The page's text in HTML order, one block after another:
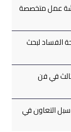
عمل متخصصة
الفساد لبحث
في فن
التعاون في